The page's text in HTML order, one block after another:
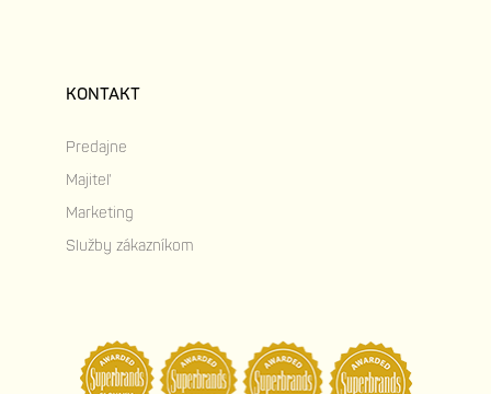
KONTAKT
Predajne
Majiteľ
Marketing
Služby zákazníkom